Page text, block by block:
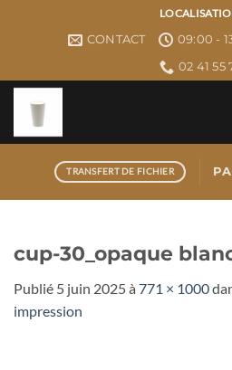
CONTACT
09:00 -
02 41 55
TRANSFERT DE FICHIER
cup-30_opaque
Publié 5 juin 2025à 771 × 1000
impression